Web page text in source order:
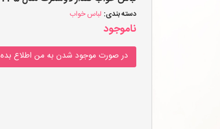
دسته بندی: لباس خواب
ناموجود
در صورت موجود شدن به من اطلاع بده